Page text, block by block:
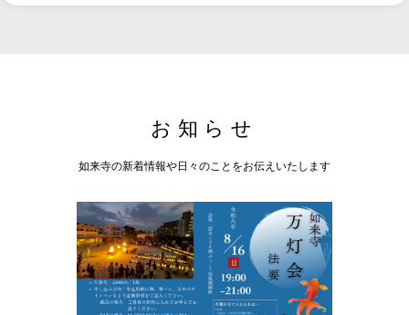
お知らせ
如来寺の新着情報や日々のことをお伝えいたします